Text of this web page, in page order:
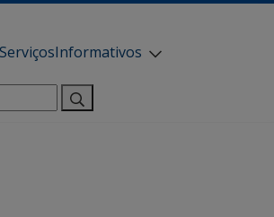
ServiçosInformativos